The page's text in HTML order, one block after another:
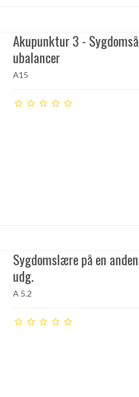
Akupunktur 3 -
ubalancer
A15
Sygdomslære på en
udg.
A 5.2